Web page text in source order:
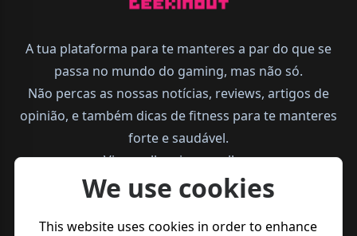
A tua plataforma para te manteres a par do que se
passa no mundo do gaming, mas não só.
Não percas as nossas notícias, reviews, artigos de
opinião, e também dicas de fitness para te manteres
forte e saudável.
Vive melhor, joga melhor.
We use cookies
This website uses cookies in order to enhance